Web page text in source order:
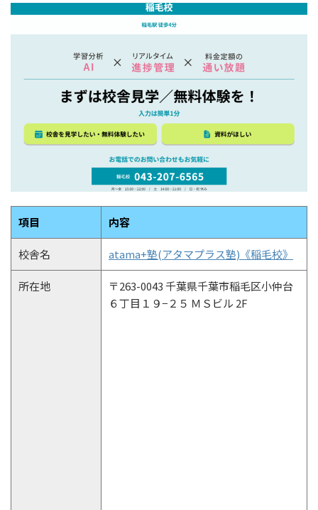
項目 内容
校舎名 atama+塾(アタマプラス塾)《稲毛校》
所在地
〒263-0043 千葉県千葉市稲毛区小仲台
６丁目１９−２５ ＭＳビル 2F